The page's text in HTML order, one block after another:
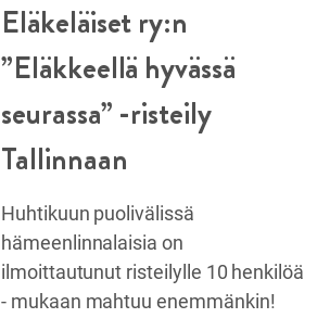
Eläkeläiset ry:n
”Eläkkeellä hyvässä
seurassa” -risteily
Tallinnaan
Huhtikuun puolivälissä
hämeenlinnalaisia on
ilmoittautunut risteilylle 10 henkilöä
- mukaan mahtuu enemmänkin!